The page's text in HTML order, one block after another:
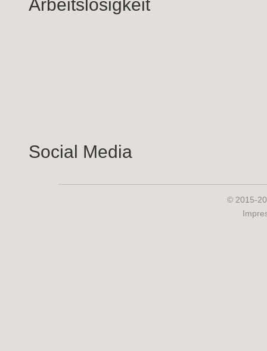
Arbeitslosigkeit
Social Media
© 2015-